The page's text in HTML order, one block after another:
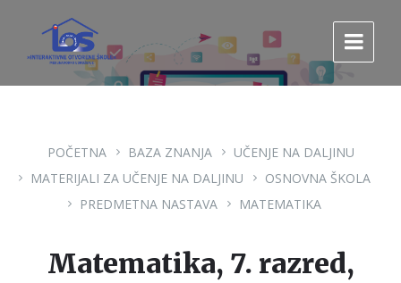
sadržaj
glavnu
navigaciju.
POČETNA BAZA ZNANJA
UČENJE NA DALJINU
MATERIJALI ZA UČENJE NA DALJINU
OSNOVNA ŠKOLA
PREDMETNA NASTAVA
MATEMATIKA
Matematika, 7. razred,